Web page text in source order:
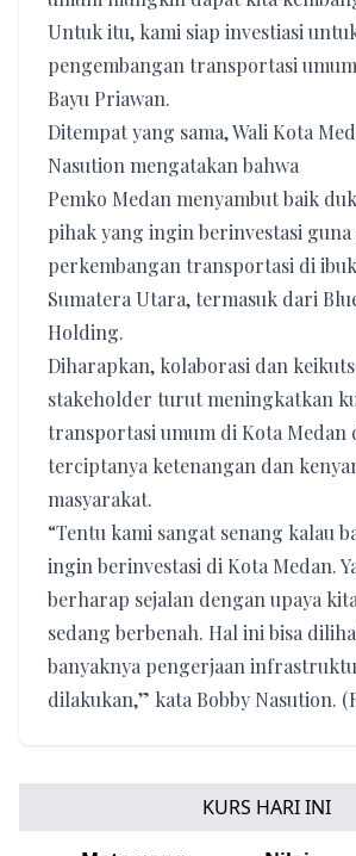
Untuk itu, kami siap investiasi
pengembangan transportasi
Bayu Priawan.
Ditempat yang sama, Wali Kota
Nasution mengatakan bahwa
Pemko Medan menyambut baik
pihak yang ingin berinvestasi
perkembangan transportasi di
Sumatera Utara, termasuk dari
Holding.
Diharapkan, kolaborasi dan
stakeholder turut meningkatkan
transportasi umum di Kota Medan
terciptanya ketenangan dan
masyarakat.
“Tentu kami sangat senang kalau
ingin berinvestasi di Kota Medan.
berharap sejalan dengan upaya
sedang berbenah. Hal ini bisa
banyaknya pengerjaan
dilakukan,” kata Bobby Nasution.
KURS HARI INI